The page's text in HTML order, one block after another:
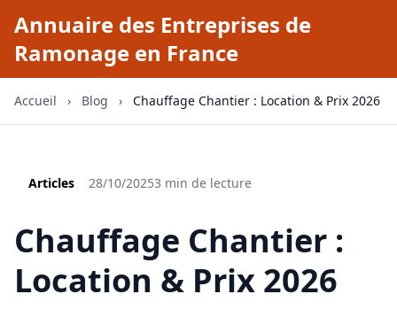
Annuaire des Entreprises de
Ramonage en France
Accueil › Blog › Chauffage Chantier : Location & Prix 2026
Articles 28/10/20253 min de lecture
Chauffage Chantier :
Location & Prix 2026